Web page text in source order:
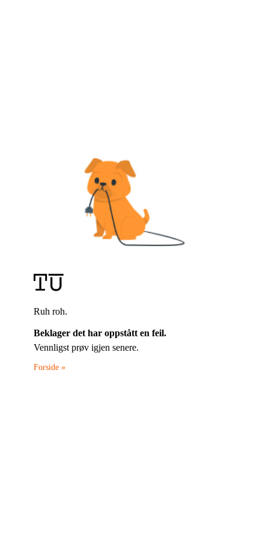
Ruh roh.
Beklager det har oppstått en feil.
Vennligst prøv igjen senere.
Forside »